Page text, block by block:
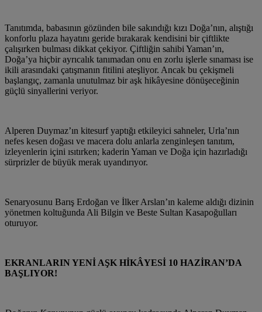
Tanıtımda, babasının gözünden bile sakındığı kızı Doğa’nın, alıştığı
konforlu plaza hayatını geride bırakarak kendisini bir çiftlikte
çalışırken bulması dikkat çekiyor. Çiftliğin sahibi Yaman’ın,
Doğa’ya hiçbir ayrıcalık tanımadan onu en zorlu işlerle sınaması ise
ikili arasındaki çatışmanın fitilini ateşliyor. Ancak bu çekişmeli
başlangıç, zamanla unutulmaz bir aşk hikâyesine dönüşeceğinin
güçlü sinyallerini veriyor.
Alperen Duymaz’ın kitesurf yaptığı etkileyici sahneler, Urla’nın
nefes kesen doğası ve macera dolu anlarla zenginleşen tanıtım,
izleyenlerin içini ısıtırken; kaderin Yaman ve Doğa için hazırladığı
sürprizler de büyük merak uyandırıyor.
Senaryosunu Barış Erdoğan ve İlker Arslan’ın kaleme aldığı dizinin
yönetmen koltuğunda Ali Bilgin ve Beste Sultan Kasapoğulları
oturuyor.
EKRANLARIN YENİ AŞK HİKÂYESİ 10 HAZİRAN’DA
BAŞLIYOR!